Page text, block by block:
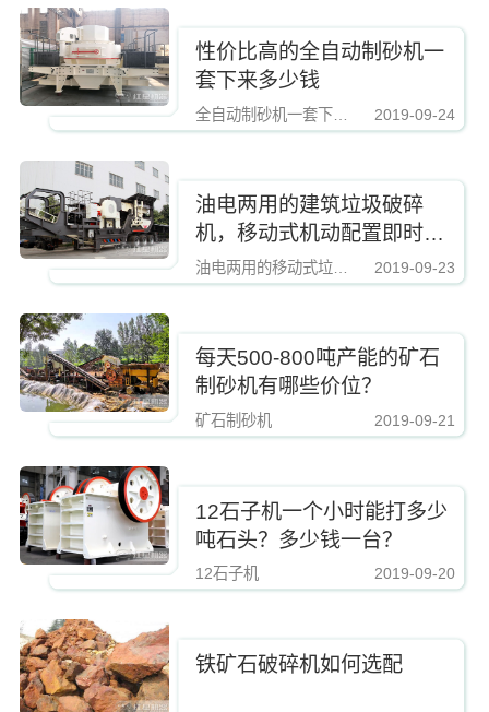
https://www.zhishaji.cn/Upload/Editor/image/
性价比高的全自动制砂机一
套下来多少钱
2019-09-24
https://www.zhishaji.cn/Upload/Editor/image/
油电两用的建筑垃圾破碎
机，移动式机动配置即时转
场无需拆机
2019-09-23
https://www.zhishaji.cn/Upload/Editor/image/
每天500-800吨产能的矿石
制砂机有哪些价位？
矿石制砂机 2019-09-21
https://www.zhishaji.cn/Upload/Editor/image/
12石子机一个小时能打多少
吨石头？多少钱一台？
12石子机 2019-09-20
铁矿石破碎机如何选配